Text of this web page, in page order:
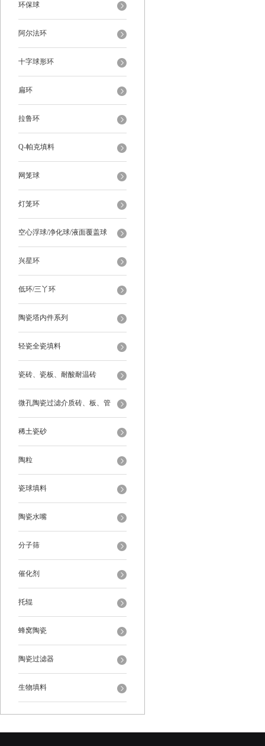
环保球
阿尔法环
十字球形环
扁环
拉鲁环
Q-帕克填料
网笼球
灯笼环
空心浮球/净化球/液面覆盖球
兴星环
低环/三丫环
陶瓷塔内件系列
轻瓷全瓷填料
瓷砖、瓷板、耐酸耐温砖
微孔陶瓷过滤介质砖、板、管
稀土瓷砂
陶粒
瓷球填料
陶瓷水嘴
分子筛
催化剂
托辊
蜂窝陶瓷
陶瓷过滤器
生物填料